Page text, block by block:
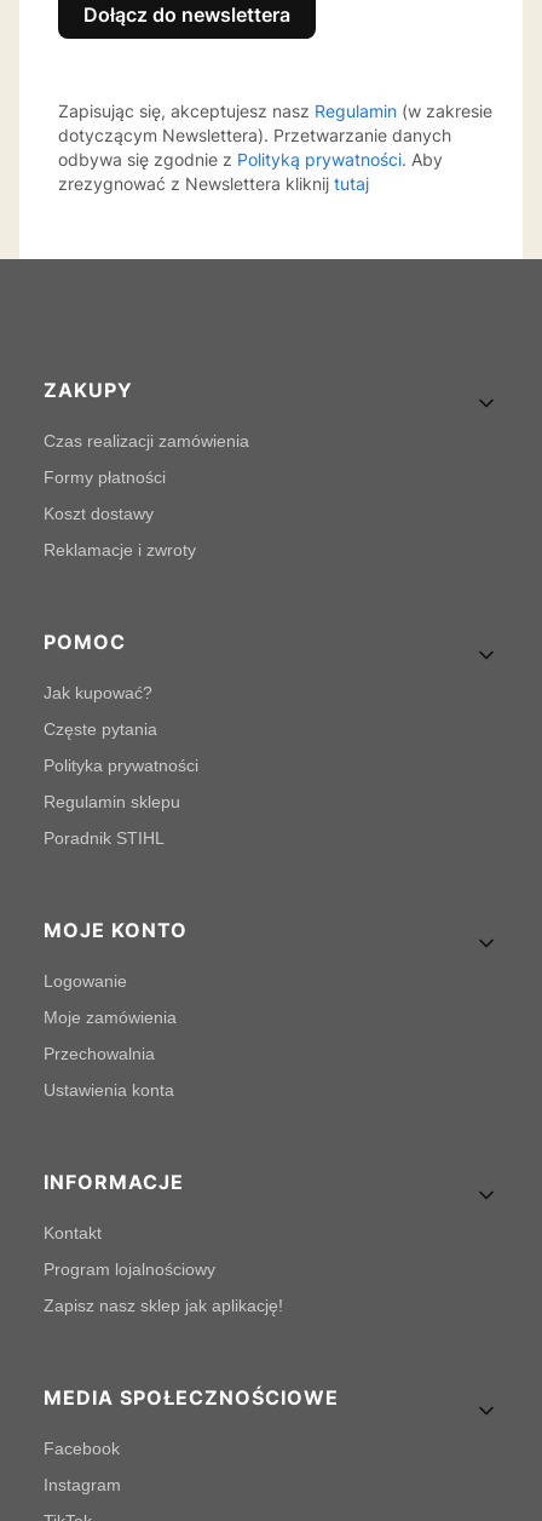
Dołącz do newslettera
Zapisując się, akceptujesz nasz Regulamin (w zakresie
dotyczącym Newslettera). Przetwarzanie danych
odbywa się zgodnie z Polityką prywatności. Aby
zrezygnować z Newslettera kliknij tutaj
Linki w stopce
ZAKUPY
Czas realizacji zamówienia
Formy płatności
Koszt dostawy
Reklamacje i zwroty
POMOC
Jak kupować?
Częste pytania
Polityka prywatności
Regulamin sklepu
Poradnik STIHL
MOJE KONTO
Logowanie
Moje zamówienia
Przechowalnia
Ustawienia konta
INFORMACJE
Kontakt
Program lojalnościowy
Zapisz nasz sklep jak aplikację!
MEDIA SPOŁECZNOŚCIOWE
Facebook
Instagram